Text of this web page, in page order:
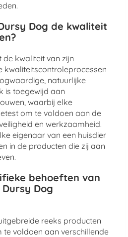
Dog de kwaliteit
kwaliteit van zijn
kwaliteitscontroleprocessen
natuurlijke
is toegewijd aan
waarbij elke
om te voldoen aan de
en werkzaamheid.
eigenaar van een huisdier
in de producten die zij aan
behoeften van
Dog
reeks producten
te voldoen aan verschillende